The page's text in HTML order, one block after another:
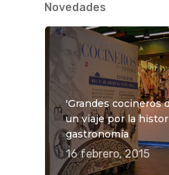
Novedades
'Grandes cocineros
un viaje por la
gastronomía
16 febrero, 2015